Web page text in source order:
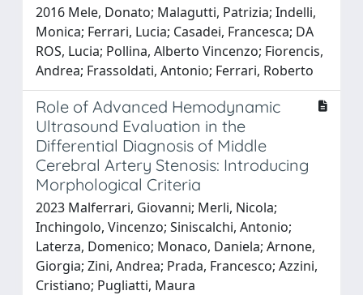
2016 Mele, Donato; Malagutti, Patrizia; Indelli,
Monica; Ferrari, Lucia; Casadei, Francesca; DA
ROS, Lucia; Pollina, Alberto Vincenzo; Fiorencis,
Andrea; Frassoldati, Antonio; Ferrari, Roberto
Role of Advanced Hemodynamic
Ultrasound Evaluation in the
Differential Diagnosis of Middle
Cerebral Artery Stenosis: Introducing
Morphological Criteria
2023 Malferrari, Giovanni; Merli, Nicola;
Inchingolo, Vincenzo; Siniscalchi, Antonio;
Laterza, Domenico; Monaco, Daniela; Arnone,
Giorgia; Zini, Andrea; Prada, Francesco; Azzini,
Cristiano; Pugliatti, Maura